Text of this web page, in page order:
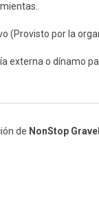
(Provisto por la
externa o dínamo
de NonStop